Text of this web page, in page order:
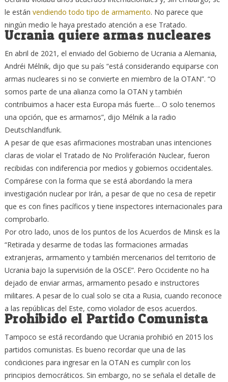
le están vendiendo todo tipo de armamento. No parece que
ningún medio le haya prestado atención a ese Tratado.
Ucrania quiere armas nucleares
En abril de 2021, el enviado del Gobierno de Ucrania a Alemania,
Andréi Mélnik, dijo que su país “está considerando equiparse con
armas nucleares si no se convierte en miembro de la OTAN”. “O
somos parte de una alianza como la OTAN y también
contribuimos a hacer esta Europa más fuerte… O solo tenemos
una opción, que es armarnos”, dijo Mélnik a la radio
Deutschlandfunk.
A pesar de que esas afirmaciones mostraban unas intenciones
claras de violar el Tratado de No Proliferación Nuclear, fueron
recibidas con indiferencia por medios y gobiernos occidentales.
Compárese con la forma que se está abordando la mera
investigación nuclear por Irán, a pesar de que no cesa de repetir
que es con fines pacíficos y tiene inspectores internacionales para
comprobarlo.
Por otro lado, unos de los puntos de los Acuerdos de Minsk es la
“Retirada y desarme de todas las formaciones armadas
extranjeras, armamento y también mercenarios del territorio de
Ucrania bajo la supervisión de la OSCE”. Pero Occidente no ha
dejado de enviar armas, armamento pesado e instructores
militares. A pesar de lo cual solo se cita a Rusia, cuando reconoce
a las repúblicas del Este, como violador de esos acuerdos.
Prohibido el Partido Comunista
Tampoco se está recordando que Ucrania prohibió en 2015 los
partidos comunistas. Es bueno recordar que una de las
condiciones para ingresar en la OTAN es cumplir con los
principios democráticos. Sin embargo, no se señala el detalle de